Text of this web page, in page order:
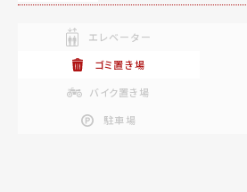
エレベーター
ゴミ置き場
バイク置き場
駐車場